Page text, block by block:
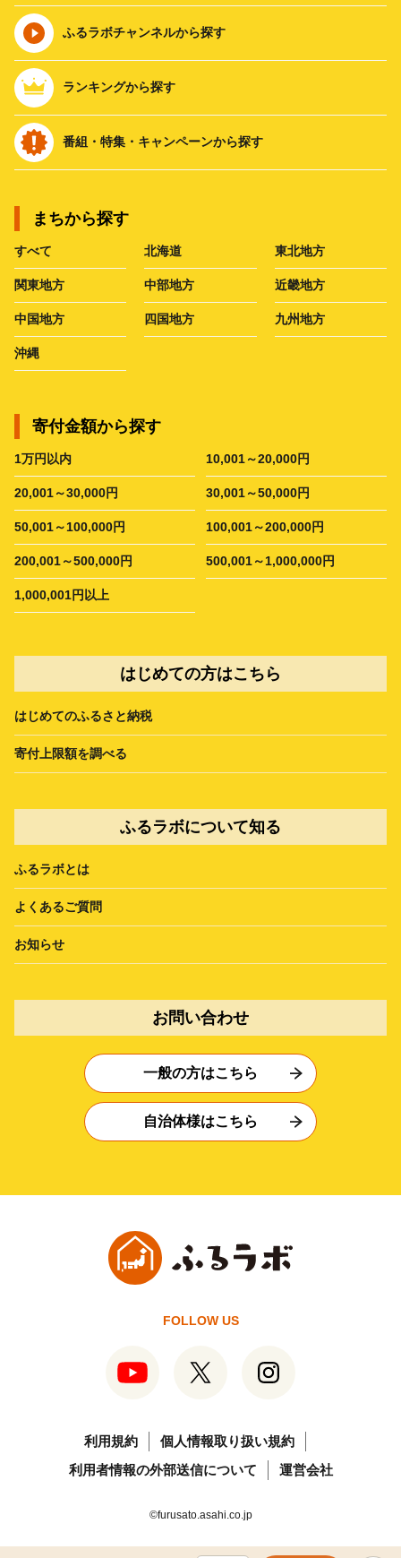
ふるラボチャンネルから探す
ランキングから探す
番組・特集・キャンペーンから探す
まちから探す
すべて 北海道 東北地方
関東地方 中部地方 近畿地方
中国地方 四国地方 九州地方
沖縄
寄付金額から探す
1万円以内 10,001～20,000円
20,001～30,000円 30,001～50,000円
50,001～100,000円 100,001～200,000円
200,001～500,000円 500,001～1,000,000円
1,000,001円以上
はじめての方はこちら
はじめてのふるさと納税
寄付上限額を調べる
ふるラボについて知る
ふるラボとは
よくあるご質問
お知らせ
お問い合わせ
一般の方はこちら
自治体様はこちら
FOLLOW US
利用規約
個人情報取り扱い規約
利用者情報の外部送信について
運営会社
©furusato.asahi.co.jp